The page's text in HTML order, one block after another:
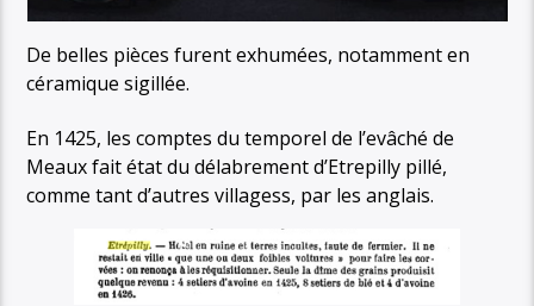
De belles pièces furent exhumées, notamment en
céramique sigillée.
En 1425, les comptes du temporel de l’evâché de
Meaux fait état du délabrement d’Etrepilly pillé,
comme tant d’autres villagess, par les anglais.